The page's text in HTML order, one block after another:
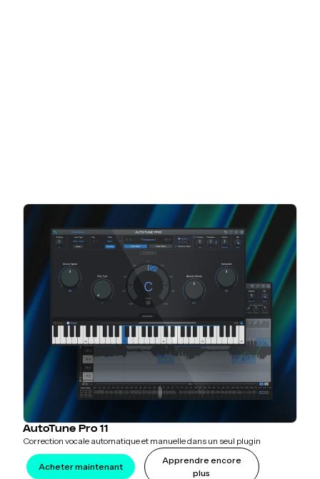
AutoTune Pro 11
Correction vocale automatique et manuelle dans un seul plugin
Acheter maintenant
Apprendre encore
plus